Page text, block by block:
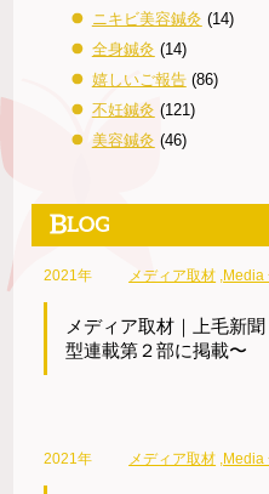
ニキビ美容鍼灸 (14)
全身鍼灸 (14)
嬉しいご報告(86)
不妊鍼灸 (121)
美容鍼灸 (46)
2021年 メディア取材 ,Media
メディア取材｜上毛新
型連載第２部に掲載〜
2021年 メディア取材 ,Media